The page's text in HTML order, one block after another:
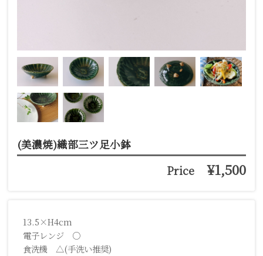
(美濃焼)織部三ツ足小鉢
Price ¥1,500
13.5×H4cm
電子レンジ ○
食洗機 △(手洗い推奨)